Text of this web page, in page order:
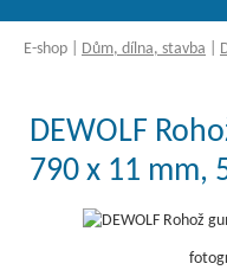
E-shop Dům, dílna, stavba
DEWOLF
790 x 11 mm,